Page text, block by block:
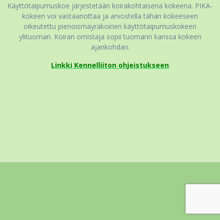
Käyttötaipumuskoe järjestetään koirakohtaisena kokeena. PIKA-
kokeen voi vastaanottaa ja arvostella tähän kokeeseen
oikeutettu pienoismäyräkoirien käyttötaipumuskokeen
ylituomari. Koiran omistaja sopii tuomarin kanssa kokeen
ajankohdan.
Linkki Kennelliiton ohjeistukseen